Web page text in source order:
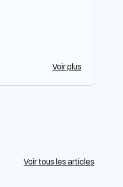
Voir plus
Voir tous les articles